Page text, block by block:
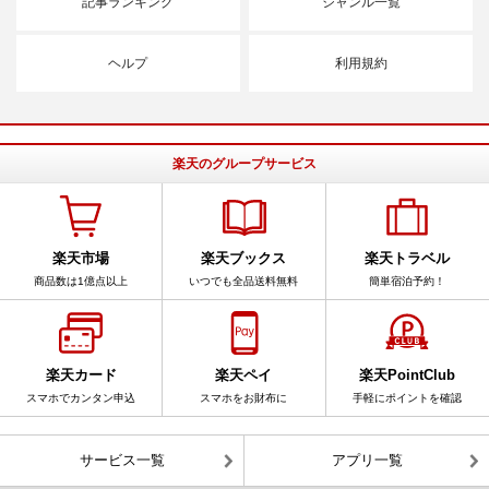
ヘルプ 利用規約
楽天のグループサービス
楽天市場
商品数は1億点以上
楽天ブックス
いつでも全品送料無料
楽天トラベル
簡単宿泊予約！
楽天カード
スマホでカンタン申込
楽天ペイ
スマホをお財布に
楽天PointClub
手軽にポイントを確認
サービス一覧 アプリ一覧